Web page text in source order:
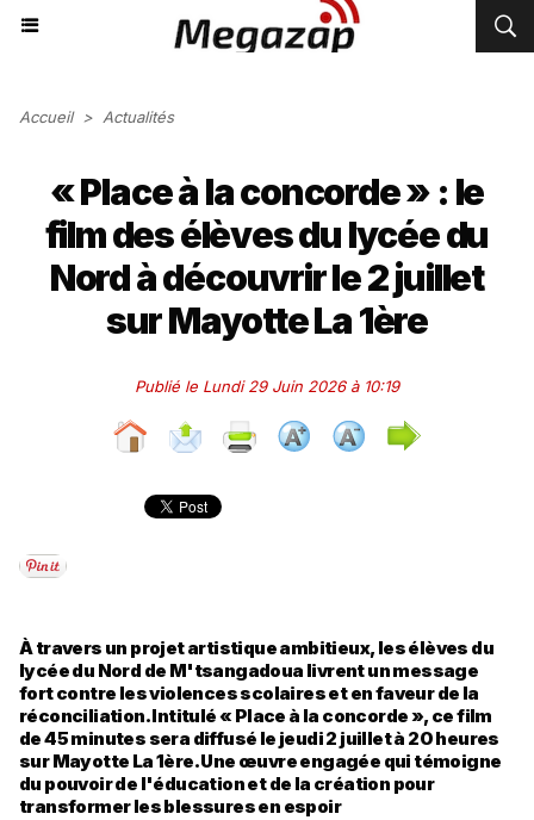
Accueil > Actualités
« Place à la concorde » : le
film des élèves du lycée du
Nord à découvrir le 2 juillet
sur Mayotte La 1ère
Publié le Lundi 29 Juin 2026 à 10:19
À travers un projet artistique ambitieux, les élèves du
lycée du Nord de M'tsangadoua livrent un message
fort contre les violences scolaires et en faveur de la
réconciliation. Intitulé « Place à la concorde », ce film
de 45 minutes sera diffusé le jeudi 2 juillet à 20 heures
sur Mayotte La 1ère. Une œuvre engagée qui témoigne
du pouvoir de l'éducation et de la création pour
transformer les blessures en espoir